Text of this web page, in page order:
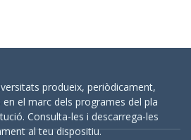
produeix, periòdicament,
el marc dels programes del pla
Consulta-les i descarrega-les
al teu dispositiu.